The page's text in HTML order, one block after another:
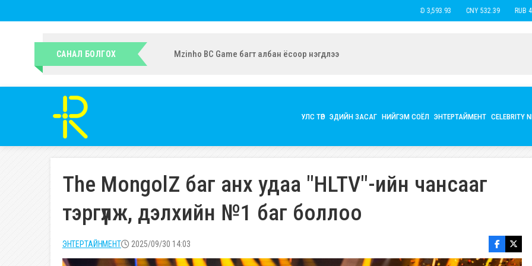
USD 3,593.93 CNY 532.39 RUB 44.15
САНАЛ БОЛГОХ УИХ-ын гишүүн Ч.Ундрамын экс нөхөр Б.Наранцацралт найзтай нь ханилан, бүл нэмжээ
УЛС ТӨР ЭДИЙН ЗАСАГ НИЙГЭМ СОЁЛ ЭНТЕРТАЙМЕНТ CELEBRITY
The MongolZ баг анх удаа "HLTV"-ийн чансааг
тэргүүлж, дэлхийн №1 баг боллоо
ЭНТЕРТАЙНМЕНТ 2025/09/30 14:03